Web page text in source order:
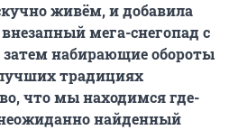
живём, и добавила
мега-снегопад с
затем набирающие обороты
традициях
что мы находимся где-
найденный